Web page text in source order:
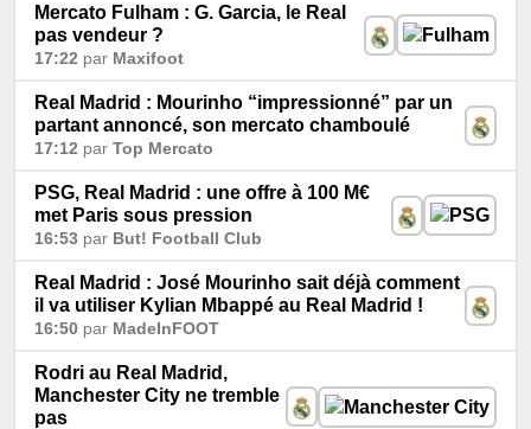
Mercato Fulham : G. Garcia, le Real
pas vendeur ?
17:22 par Maxifoot
Real Madrid : Mourinho “impressionné” par un
partant annoncé, son mercato chamboulé
17:12 par Top Mercato
PSG, Real Madrid : une offre à 100 M€
met Paris sous pression
16:53 par But! Football Club
Real Madrid : José Mourinho sait déjà comment
il va utiliser Kylian Mbappé au Real Madrid !
16:50 par MadeInFOOT
Rodri au Real Madrid,
Manchester City ne tremble
pas